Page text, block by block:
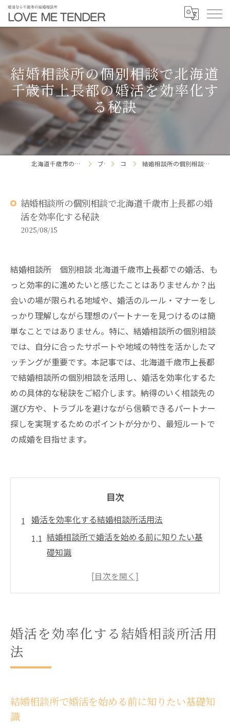
結婚相談所の個別相談で北海道
千歳市上長都の婚活を効率化す
る秘訣
北海道千歳市の結婚相談所ならLOVE ME TENDER ブログ コラム 結婚相談所の個別相談で北海道千歳市上長都の婚活を効率化する秘訣
結婚相談所の個別相談で北海道千歳市上長都の婚
活を効率化する秘訣
2025/08/15
結婚相談所 個別相談 北海道千歳市上長都での婚活、も
っと効率的に進めたいと感じたことはありませんか？出
会いの場が限られる地域や、婚活のルール・マナーをし
っかり理解しながら理想のパートナーを見つけるのは簡
単なことではありません。特に、結婚相談所の個別相談
では、自分に合ったサポートや地域の特性を活かしたマ
ッチングが重要です。本記事では、北海道千歳市上長都
で結婚相談所の個別相談を活用し、婚活を効率化するた
めの具体的な秘訣をご紹介します。納得のいく相談先の
選び方や、トラブルを避けながら信頼できるパートナー
探しを実現するためのポイントが分かり、最短ルートで
の成婚を目指せます。
目次
婚活を効率化する結婚相談所活用法
結婚相談所で婚活を始める前に知りたい基
礎知識
効率的な婚活を叶える結婚相談所の活用ポ
婚活の悩みを結婚相談所でサポートしても
結婚相談所利用時に意識したい成婚への近
結婚相談所が地域密着型婚活に強い理由を
婚活を効率化する結婚相談所活用
法
結婚相談所で婚活を始める前に知りたい基礎知
識